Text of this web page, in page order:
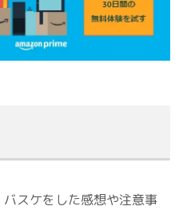
バスケをした感想や注意事